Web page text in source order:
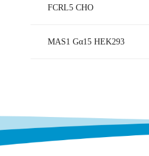
FCRL5 CHO
MAS1 Gα15 HEK293